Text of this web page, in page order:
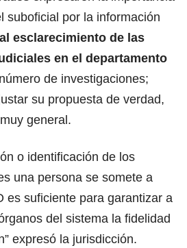
suboficial por la información
esclarecimiento de las
en el departamento
de investigaciones;
su propuesta de verdad,
general.
o identificación de los
una persona se somete a
es suficiente para garantizar a
del sistema la fidelidad
expresó la jurisdicción.